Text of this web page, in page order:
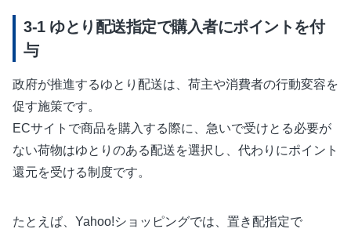
ゆとり配送指定で購入者にポイントを付
与
政府が推進するゆとり配送は、荷主や消費者の行動変容を
促す施策です。
ECサイトで商品を購入する際に、急いで受けとる必要が
ない荷物はゆとりのある配送を選択し、代わりにポイント
還元を受ける制度です。
たとえば、Yahoo!ショッピングでは、置き配指定で